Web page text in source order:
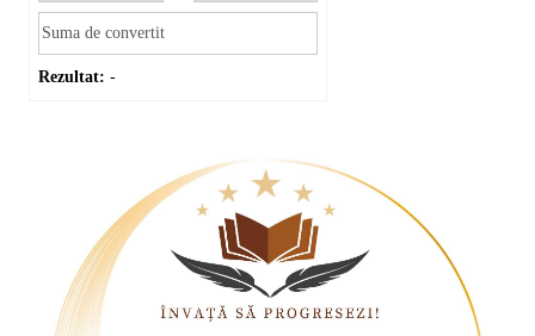
Rezultat: -